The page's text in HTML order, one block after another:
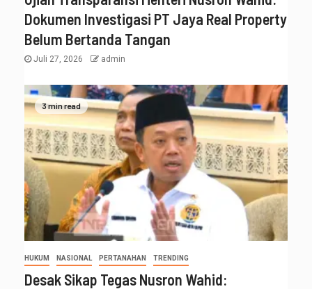
Dokumen Investigasi PT Jaya Real Property
Belum Bertanda Tangan
Juli 27, 2026 admin
3 min read
HUKUM NASIONAL PERTANAHAN TRENDING
Desak Sikap Tegas Nusron Wahid: